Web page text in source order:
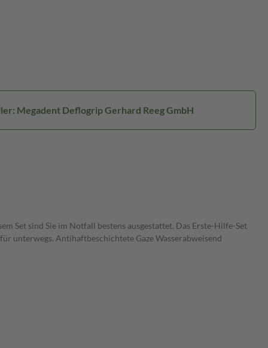
Megadent Deflogrip Gerhard Reeg GmbH
Set sind Sie im Notfall bestens ausgestattet. Das Erste-Hilfe-Set
unterwegs. Antihaftbeschichtete Gaze Wasserabweisend